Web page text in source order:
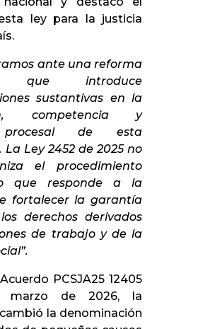
ley para la justicia
ante una reforma
que introduce
sustantivas en la
competencia y
procesal de esta
La Ley 2452 de 2025 no
el procedimiento
que responde a la
fortalecer la garantía
derechos derivados
de trabajo y de la
PCSJA25 12405
de 2026, la
la denominación